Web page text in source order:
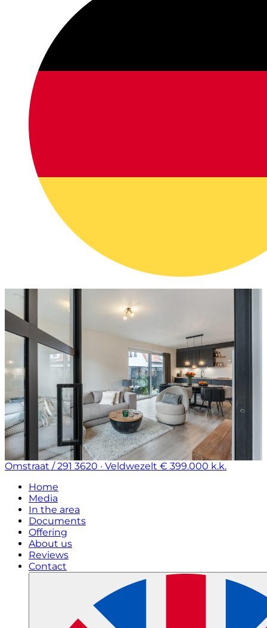
Omstraat / 291 3620 · Veldwezelt € 399.000 k.k.
Home
Media
In the area
Documents
Offering
About us
Reviews
Contact